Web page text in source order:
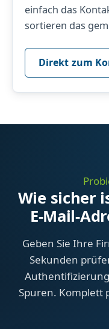
einfach das
sortieren das
Direkt zum
Wie sicher
E-Mail-
Geben Sie Ihre
Sekunden
Spuren. Komplett